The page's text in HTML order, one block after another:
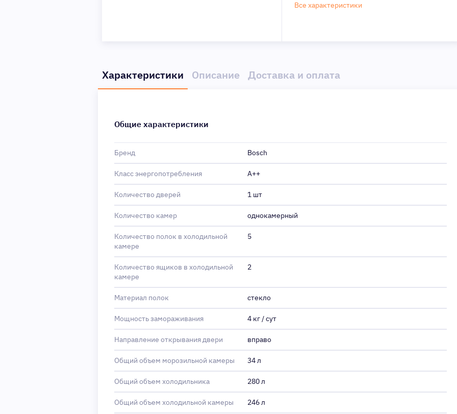
Все характеристики
Характеристики Описание Доставка и оплата
Общие характеристики
Бренд Bosch
Класс энергопотребления A++
Количество дверей 1 шт
Количество камер однокамерный
Количество полок в холодильной
камере
5
Количество ящиков в холодильной
камере
2
Материал полок стекло
Мощность замораживания 4 кг / сут
Направление открывания двери вправо
Общий объем морозильной камеры 34 л
Общий объем холодильника 280 л
Общий объем холодильной камеры 246 л